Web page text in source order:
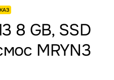
8 GB, SSD
MRYN3